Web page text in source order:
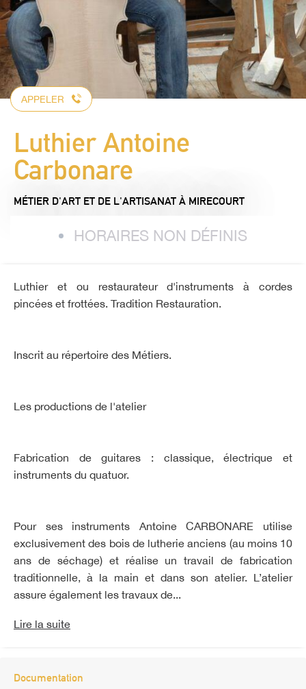
APPELER
Luthier Antoine
Carbonare
MÉTIER D'ART ET DE L'ARTISANAT À MIRECOURT
HORAIRES NON DÉFINIS
Luthier et ou restaurateur d'instruments à cordes
pincées et frottées. Tradition Restauration.
Inscrit au répertoire des Métiers.
Les productions de l'atelier
Fabrication de guitares : classique, électrique et
instruments du quatuor.
Pour ses instruments Antoine CARBONARE utilise
exclusivement des bois de lutherie anciens (au moins 10
ans de séchage) et réalise un travail de fabrication
traditionnelle, à la main et dans son atelier. L’atelier
assure également les travaux de...
Lire la suite
Documentation